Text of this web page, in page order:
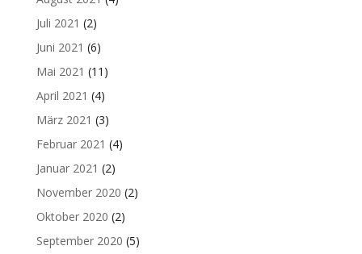
Juli 2021 (2)
Juni 2021 (6)
Mai 2021 (11)
April 2021 (4)
März 2021 (3)
Februar 2021 (4)
Januar 2021 (2)
November 2020 (2)
Oktober 2020 (2)
September 2020 (5)